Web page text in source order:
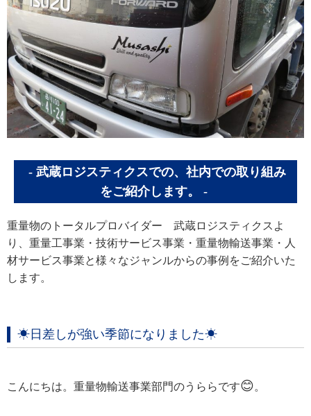
武蔵ロジスティクスでの、社内での取り組み
をご紹介します。
重量物のトータルプロバイダー 武蔵ロジスティクスよ
り、重量工事業・技術サービス事業・重量物輸送事業・人
材サービス事業と様々なジャンルからの事例をご紹介いた
します。
☀日差しが強い季節になりました☀
こんにちは。重量物輸送事業部門のうららです😊。